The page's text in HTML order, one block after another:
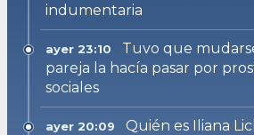
indumentaria
ayer 23:10
Tuvo que
pareja la hacía pasar por
sociales
ayer 20:09
Quién es Iliana